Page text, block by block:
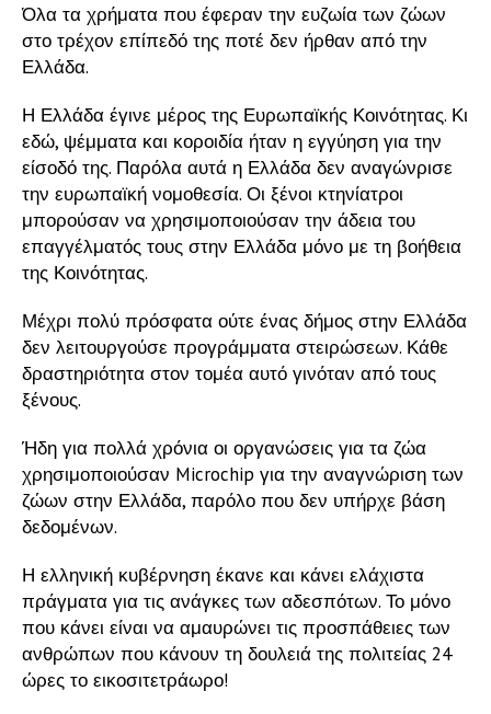
Όλα τα χρήματα που έφεραν την ευζωία των ζώων
στο τρέχον επίπεδό της ποτέ δεν ήρθαν από την
Ελλάδα.
Η Ελλάδα έγινε μέρος της Ευρωπαϊκής Κοινότητας. Κι
εδώ, ψέμματα και κοροιδία ήταν η εγγύηση για την
είσοδό της. Παρόλα αυτά η Ελλάδα δεν αναγώνρισε
την ευρωπαϊκή νομοθεσία. Οι ξένοι κτηνίατροι
μπορούσαν να χρησιμοποιούσαν την άδεια του
επαγγέλματός τους στην Ελλάδα μόνο με τη βοήθεια
της Κοινότητας.
Μέχρι πολύ πρόσφατα ούτε ένας δήμος στην Ελλάδα
δεν λειτουργούσε προγράμματα στειρώσεων. Κάθε
δραστηριότητα στον τομέα αυτό γινόταν από τους
ξένους.
Ήδη για πολλά χρόνια οι οργανώσεις για τα ζώα
χρησιμοποιούσαν Microchip για την αναγνώριση των
ζώων στην Ελλάδα, παρόλο που δεν υπήρχε βάση
δεδομένων.
Η ελληνική κυβέρνηση έκανε και κάνει ελάχιστα
πράγματα για τις ανάγκες των αδεσπότων. Το μόνο
που κάνει είναι να αμαυρώνει τις προσπάθειες των
ανθρώπων που κάνουν τη δουλειά της πολιτείας 24
ώρες το εικοσιτετράωρο!